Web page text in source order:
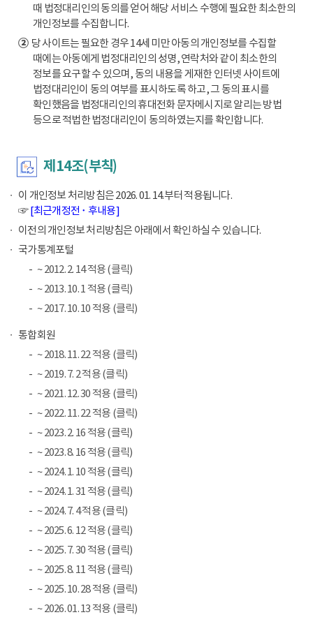
때 법정대리인의 동의를 얻어 해당 서비스 수행에 필요한 최소한의
개인정보를 수집합니다.
②당 사이트는 필요한 경우 14세 미만 아동의 개인정보를 수집할
때에는 아동에게 법정대리인의 성명, 연락처와 같이 최소한의
정보를 요구할 수 있으며, 동의 내용을 게재한 인터넷 사이트에
법정대리인이 동의 여부를 표시하도록 하고, 그 동의 표시를
확인했음을 법정대리인의 휴대전화 문자메시지로 알리는 방법
등으로 적법한 법정대리인이 동의하였는지를 확인합니다.
제14조(부칙)
이 개인정보 처리방침은 2026. 01. 14.부터 적용됩니다.
☞[최근개정전 ･ 후내용]
이전의 개인정보 처리방침은 아래에서 확인하실 수 있습니다.
국가통계포털
~ 2012. 2. 14 적용 (클릭)
~ 2013. 10. 1 적용 (클릭)
~ 2017. 10. 10 적용 (클릭)
통합회원
~ 2018. 11. 22 적용 (클릭)
~ 2019. 7. 2 적용 (클릭)
~ 2021. 12. 30 적용 (클릭)
~ 2022. 11. 22 적용 (클릭)
~ 2023. 2. 16 적용 (클릭)
~ 2023. 8. 16 적용 (클릭)
~ 2024. 1. 10 적용 (클릭)
~ 2024. 1. 31 적용 (클릭)
~ 2024. 7. 4 적용 (클릭)
~ 2025. 6. 12 적용 (클릭)
~ 2025. 7. 30 적용 (클릭)
~ 2025. 8. 11 적용 (클릭)
~ 2025. 10. 28 적용 (클릭)
~ 2026. 01. 13 적용 (클릭)